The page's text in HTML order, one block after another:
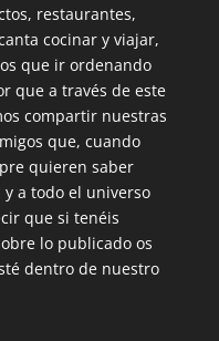
restaurantes,
cocinar y viajar,
que ir ordenando
que a través de este
compartir nuestras
que, cuando
quieren saber
y a todo el universo
que si tenéis
lo publicado os
dentro de nuestro